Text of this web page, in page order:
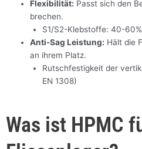
Flexibilität: Passt sich den
brechen.
S1/S2-Klebstoffe: 40-
Anti-Sag Leistung: Hält die
an ihrem Platz.
Rutschfestigkeit der
EN 1308)
Was ist HPMC